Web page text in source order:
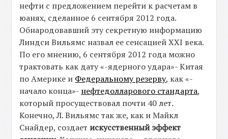
нефти с предложением перейти к расчетам в
юанях, сделанное 6 сентября 2012 года.
Обнародовавший эту секретную информацию
Линдси Вильямс назвал ее сенсацией XXI века.
По его мнению, 6 сентября 2012 года можно
трактовать как дату «-ядерного удара»- Китая
по Америке и Федеральному резерву, как «-
начало конца»- нефтедолларового стандарта,
который просуществовал почти 40 лет.
Конечно, Л. Вильямс так же, как и Майкл
Снайдер, создает искусственный эффект